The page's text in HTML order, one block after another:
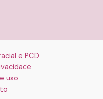
e PCD
uso